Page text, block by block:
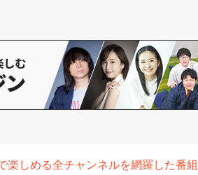
楽しめる全チャンネルを網羅した番組